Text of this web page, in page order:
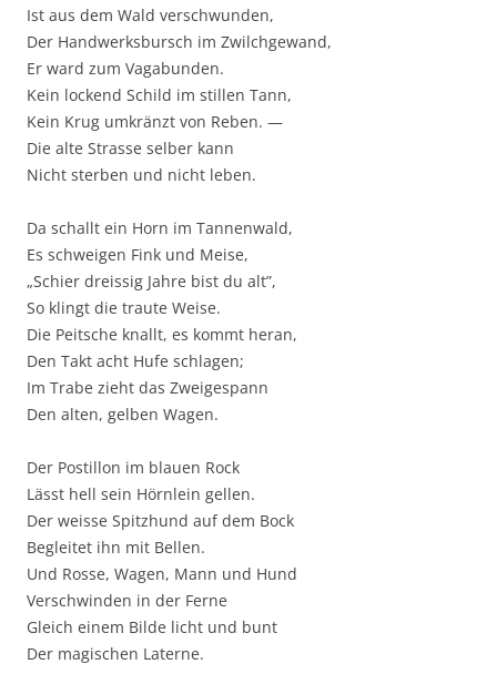
Ist aus dem Wald verschwunden,
Der Handwerksbursch im Zwilchgewand,
Er ward zum Vagabunden.
Kein lockend Schild im stillen Tann,
Kein Krug umkränzt von Reben. —
Die alte Strasse selber kann
Nicht sterben und nicht leben.
Da schallt ein Horn im Tannenwald,
Es schweigen Fink und Meise,
„Schier dreissig Jahre bist du alt”,
So klingt die traute Weise.
Die Peitsche knallt, es kommt heran,
Den Takt acht Hufe schlagen;
Im Trabe zieht das Zweigespann
Den alten, gelben Wagen.
Der Postillon im blauen Rock
Lässt hell sein Hörnlein gellen.
Der weisse Spitzhund auf dem Bock
Begleitet ihn mit Bellen.
Und Rosse, Wagen, Mann und Hund
Verschwinden in der Ferne
Gleich einem Bilde licht und bunt
Der magischen Laterne.